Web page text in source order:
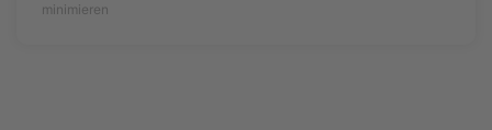
minimieren